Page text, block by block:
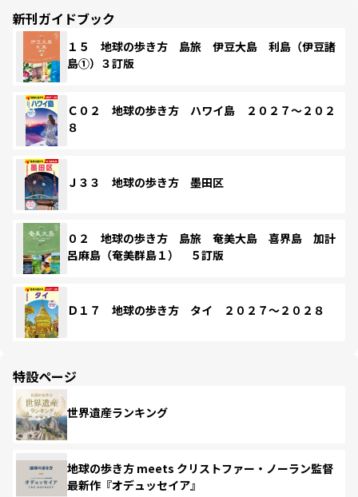
新刊ガイドブック
１５ 地球の歩き方 島旅 伊豆大島 利島（伊豆諸
島①）３訂版
Ｃ０２ 地球の歩き方 ハワイ島 ２０２７～２０２
８
Ｊ３３ 地球の歩き方 墨田区
０２ 地球の歩き方 島旅 奄美大島 喜界島 加計
呂麻島（奄美群島１） ５訂版
Ｄ１７ 地球の歩き方 タイ ２０２７～２０２８
特設ページ
世界遺産ランキング
地球の歩き方 meets クリストファー・ノーラン監督
最新作『オデュッセイア』